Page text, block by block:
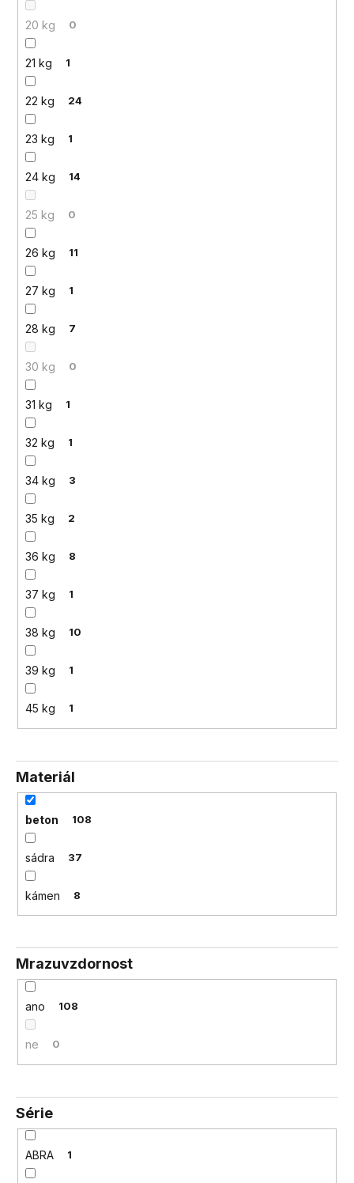
20 kg 0
21 kg 1
22 kg 24
23 kg 1
24 kg 14
25 kg 0
26 kg 11
27 kg 1
28 kg 7
30 kg 0
31 kg 1
32 kg 1
34 kg 3
35 kg 2
36 kg 8
37 kg 1
38 kg 10
39 kg 1
45 kg 1
Materiál
beton 108
sádra 37
kámen 8
Mrazuvzdornost
ano 108
ne 0
Série
ABRA 1